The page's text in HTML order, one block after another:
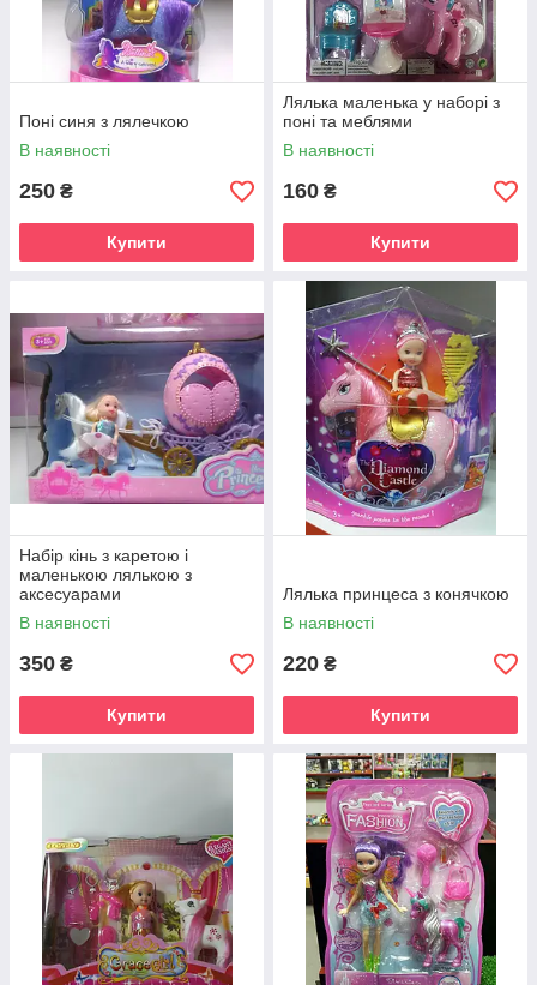
Поні синя з лялечкою
В наявності
250 ₴
Купити
Лялька маленька у наборі з
поні та меблями
В наявності
160 ₴
Купити
Набір кінь з каретою і
маленькою лялькою з
аксесуарами
В наявності
350 ₴
Купити
Лялька принцеса з конячкою
В наявності
220 ₴
Купити